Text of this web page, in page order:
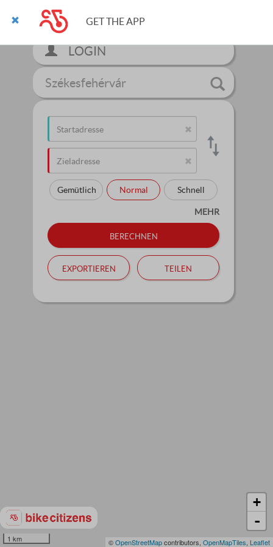
1 km
+
-
©OpenStreetMapcontributors, OpenMapTiles Leaflet
LOGIN
Székesfehérvár
Gemütlich Normal Schnell
MEHR
berechnen
exportieren teilen
GET THE APP